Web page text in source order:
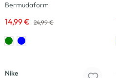
Bermudaform
14,99 € 24,99 €
Nike